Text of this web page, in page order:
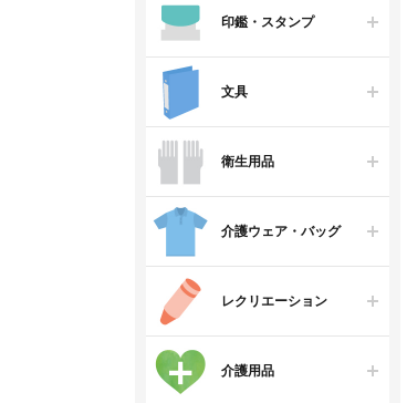
印鑑・スタンプ
文具
衛生用品
介護ウェア・バッグ
レクリエーション
介護用品